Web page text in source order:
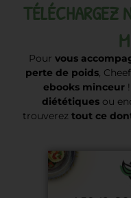
TÉLÉCHARGEZ
Pour vous
perte de poids,
ebooks minceur!
diététiques ou
trouverez tout ce